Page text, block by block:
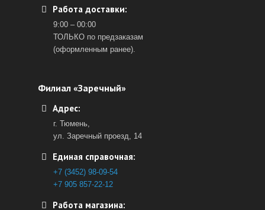
Работа доставки:
9:00 – 00:00
ТОЛЬКО по предзаказам
(оформленным ранее).
Филиал «Заречный»
Адрес:
г. Тюмень,
ул. Заречный проезд, 14
Единая справочная:
+7 (3452) 98-09-54
+7 905 857-22-12
Работа магазина: